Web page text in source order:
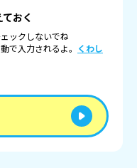
おく
ックしないでね
で入力されるよ。 くわし